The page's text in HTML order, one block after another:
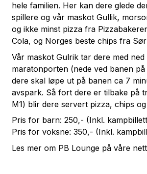
hele familien. Her kan dere glede
spillere og vår maskot Gullik,
og ikke minst pizza fra
Cola, og Norges beste chips fra
Vår maskot Gulrik tar dere med ned
maratonporten (nede ved banen
dere skal løpe ut på banen ca 7
avspark. Så fort dere er tilbake på
M1) blir dere servert pizza, chips
Pris for barn: 250,- (Inkl.
Pris for voksne: 350,- (Inkl.
Les mer om PB Lounge på våre